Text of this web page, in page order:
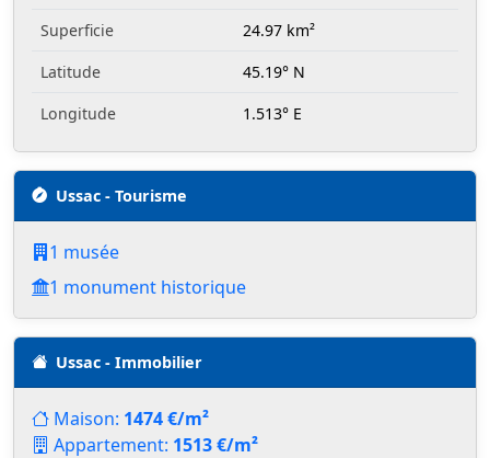
Superficie
24.97 km²
Latitude
45.19° N
Longitude
1.513° E
Ussac - Tourisme
1 musée
1 monument historique
Ussac - Immobilier
Maison: 1474 €/m²
Appartement: 1513 €/m²